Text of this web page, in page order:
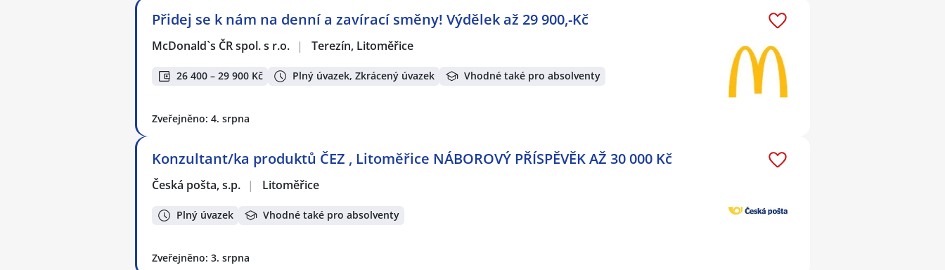
Přidej se k nám na denní a zavírací směny! Výdělek až 29 900,-Kč
McDonald`s ČR spol. s r.o. | Terezín, Litoměřice
26 400 – 29 900 Kč Plný úvazek, Zkrácený úvazek Vhodné také pro absolventy
Zveřejněno: 4. srpna
Konzultant/ka produktů ČEZ , Litoměřice NÁBOROVÝ PŘÍSPĚVĚK AŽ 30 000 Kč
Česká pošta, s.p. | Litoměřice
Plný úvazek Vhodné také pro absolventy
Zveřejněno: 3. srpna